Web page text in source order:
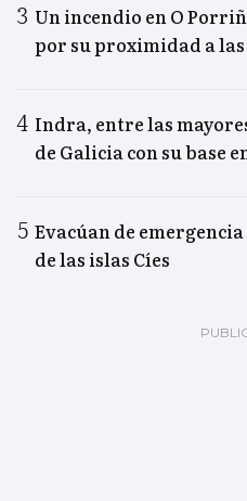
Un incendio en O
por su proximidad a
Indra, entre las
de Galicia con su base
Evacúan de
de las islas Cíes